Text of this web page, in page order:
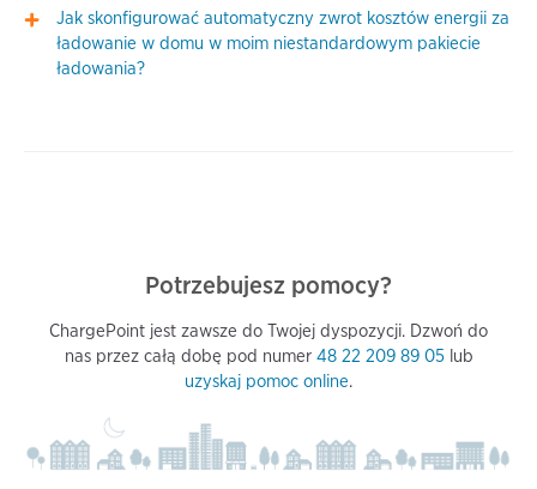
Jak skonfigurować automatyczny zwrot kosztów energii za
ładowanie w domu w moim niestandardowym pakiecie
ładowania?
Potrzebujesz pomocy?
ChargePoint jest zawsze do Twojej dyspozycji. Dzwoń do
nas przez całą dobę pod numer 48 22 209 89 05lub
uzyskaj pomoc online.